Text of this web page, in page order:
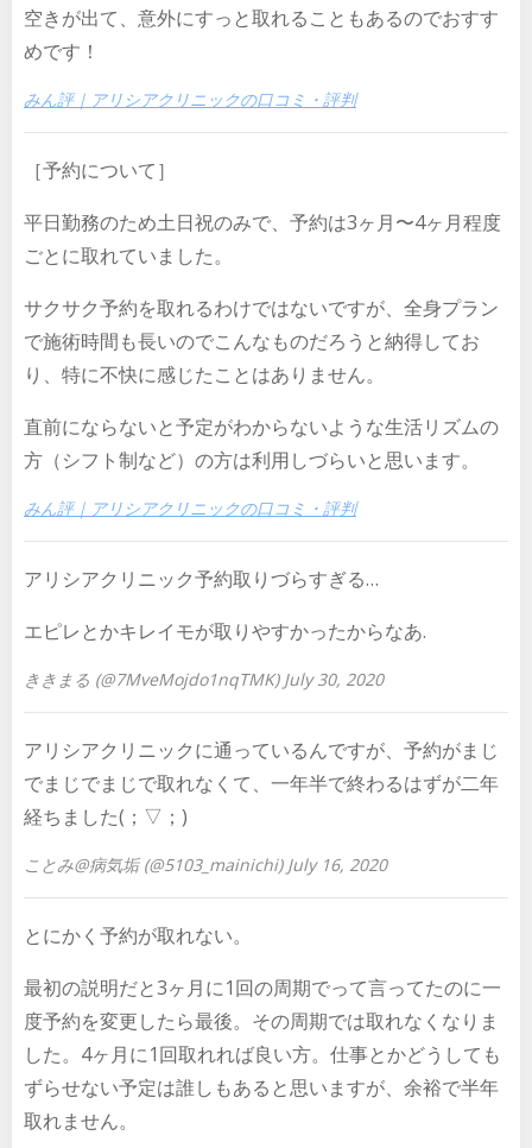
空きが出て、意外にすっと取れることもあるのでおすす
めです！
みん評｜アリシアクリニックの口コミ・評判
［予約について］
平日勤務のため土日祝のみで、予約は3ヶ月〜4ヶ月程度
ごとに取れていました。
サクサク予約を取れるわけではないですが、全身プラン
で施術時間も長いのでこんなものだろうと納得してお
り、特に不快に感じたことはありません。
直前にならないと予定がわからないような生活リズムの
方（シフト制など）の方は利用しづらいと思います。
みん評｜アリシアクリニックの口コミ・評判
アリシアクリニック予約取りづらすぎる…
エピレとかキレイモが取りやすかったからなあ.
ききまる (@7MveMojdo1nqTMK) July 30, 2020
アリシアクリニックに通っているんですが、予約がまじ
でまじでまじで取れなくて、一年半で終わるはずが二年
経ちました(；▽；)
ことみ@病気垢 (@5103_mainichi) July 16, 2020
とにかく予約が取れない。
最初の説明だと3ヶ月に1回の周期でって言ってたのに一
度予約を変更したら最後。その周期では取れなくなりま
した。4ヶ月に1回取れれば良い方。仕事とかどうしても
ずらせない予定は誰しもあると思いますが、余裕で半年
取れません。